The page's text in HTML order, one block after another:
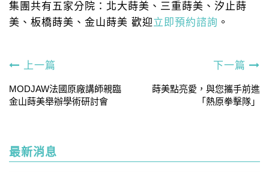
集團共有五家分院：北大蒔美、三重蒔美、汐止蒔
美、板橋蒔美、金山蒔美 歡迎立即預約諮詢 。
上一篇
MODJAW法國原廠講師親臨
金山蒔美舉辦學術研討會
下一篇
蒔美點亮愛，與您攜手前進
「熱原拳擊隊」
最新消息